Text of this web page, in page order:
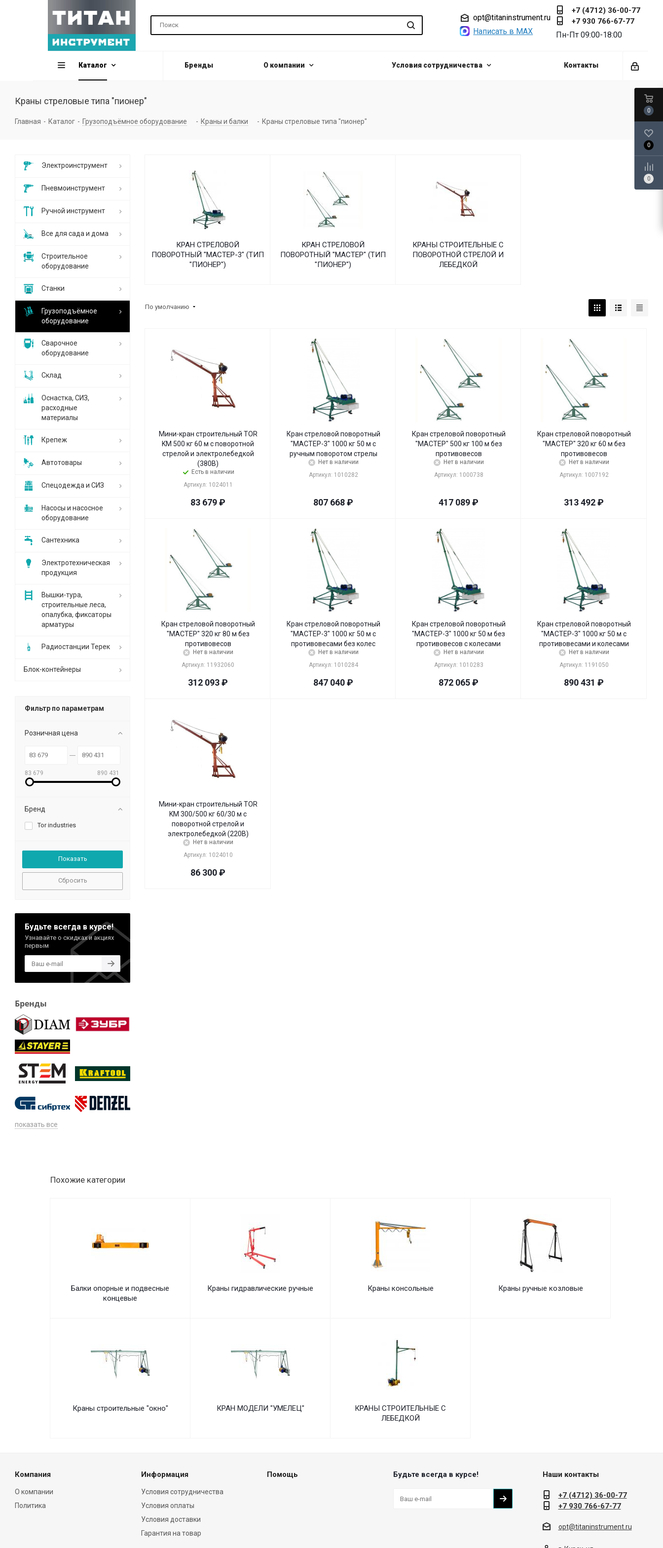
opt@titaninstrument.ru
Написать в MAX
+7 (4712) 36-00-77
+7 930 766-67-77
Пн-Пт 09:00-18:00
Каталог Бренды О компании Условия сотрудничества Контакты
Краны стреловые типа "пионер"
Главная - Каталог - Грузоподъёмное оборудование - Краны и балки - Краны стреловые типа "пионер"
КРАН СТРЕЛОВОЙ
ПОВОРОТНЫЙ "МАСТЕР-3" (ТИП
"ПИОНЕР")
КРАН СТРЕЛОВОЙ
ПОВОРОТНЫЙ "МАСТЕР" (ТИП
"ПИОНЕР")
КРАНЫ СТРОИТЕЛЬНЫЕ С
ПОВОРОТНОЙ СТРЕЛОЙ И
ЛЕБЕДКОЙ
По умолчанию
Мини-кран строительный TOR
KM 500 кг 60 м с поворотной
стрелой и электролебедкой
(380В)
Есть в наличии
Артикул: 1024011
83 679₽
Кран стреловой поворотный
"МАСТЕР-3" 1000 кг 50 м с
ручным поворотом стрелы
Нет в наличии
Артикул: 1010282
807 668₽
Кран стреловой поворотный
"МАСТЕР" 500 кг 100 м без
противовесов
Нет в наличии
Артикул: 1000738
417 089₽
Кран стреловой поворотный
"МАСТЕР" 320 кг 60 м без
противовесов
Нет в наличии
Артикул: 1007192
313 492₽
Кран стреловой поворотный
"МАСТЕР" 320 кг 80 м без
противовесов
Нет в наличии
Артикул: 11932060
312 093₽
Кран стреловой поворотный
"МАСТЕР-3" 1000 кг 50 м с
противовесами без колес
Нет в наличии
Артикул: 1010284
847 040₽
Кран стреловой поворотный
"МАСТЕР-3" 1000 кг 50 м без
противовесов с колесами
Нет в наличии
Артикул: 1010283
872 065₽
Кран стреловой поворотный
"МАСТЕР-3" 1000 кг 50 м с
противовесами и колесами
Нет в наличии
Артикул: 1191050
890 431 ₽
Мини-кран строительный TOR
KM 300/500 кг 60/30 м с
поворотной стрелой и
электролебедкой (220В)
Нет в наличии
Артикул: 1024010
86 300₽
Электроинструмент
Пневмоинструмент
Ручной инструмент
Все для сада и дома
Строительное
оборудование
Станки
Грузоподъёмное
оборудование
Сварочное
оборудование
Склад
Оснастка, СИЗ,
расходные
материалы
Крепеж
Автотовары
Спецодежда и СИЗ
Насосы и насосное
оборудование
Сантехника
Электротехническая
продукция
Вышки-тура,
строительные леса,
опалубка, фиксаторы
арматуры
Радиостанции Терек
Блок-контейнеры
Фильтр по параметрам
Розничная цена
83 679 890 431
Бренд
Tor industries
Сбросить
Будьте всегда в курсе!
Узнавайте о скидках и акциях
первым
Бренды
показать все
Похожие категории
Балки опорные и подвесные
концевые
Краны гидравлические ручные Краны консольные Краны ручные козловые
Краны строительные "окно" КРАН МОДЕЛИ "УМЕЛЕЦ"
КРАНЫ СТРОИТЕЛЬНЫЕ С
ЛЕБЕДКОЙ
Компания
О компании
Политика
Информация
Условия сотрудничества
Условия оплаты
Условия доставки
Гарантия на товар
Помощь Будьте всегда в курсе! Наши контакты
+7 (4712) 36-00-77
+7 930 766-67-77
opt@titaninstrument.ru
0
0
0